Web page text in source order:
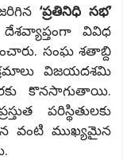
‘ప్రతినిధి సభ’
వివిధ
సంఘ శతాబ్ది
విజయదశమి
కొనసాగుతాయి.
పరిస్థితులకు
వంటి ముఖ్యమైన